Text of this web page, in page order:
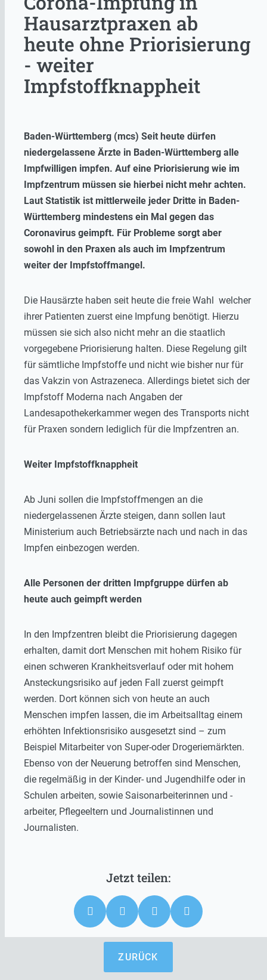
Hausarztpraxen ab
heute ohne Priorisierung
- weiter
Impfstoffknappheit
Baden-Württemberg (mcs) Seit heute dürfen
niedergelassene Ärzte in Baden-Württemberg alle
Impfwilligen impfen. Auf eine Priorisierung wie im
Impfzentrum müssen sie hierbei nicht mehr achten.
Laut Statistik ist mittlerweile jeder Dritte in Baden-
Württemberg mindestens ein Mal gegen das
Coronavirus geimpft. Für Probleme sorgt aber
sowohl in den Praxen als auch im Impfzentrum
weiter der Impfstoffmangel.
Die Hausärzte haben seit heute die freie Wahl welcher
ihrer Patienten zuerst eine Impfung benötigt. Hierzu
müssen sie sich also nicht mehr an die staatlich
vorgegebene Priorisierung halten. Diese Regelung gilt
für sämtliche Impfstoffe und nicht wie bisher nur für
das Vakzin von Astrazeneca. Allerdings bietet sich der
Impfstoff Moderna nach Angaben der
Landesapothekerkammer wegen des Transports nicht
für Praxen sondern lediglich für die Impfzentren an.
Weiter Impfstoffknappheit
Ab Juni sollen die Impfstoffmengen an die
niedergelassenen Ärzte steigen, dann sollen laut
Ministerium auch Betriebsärzte nach und nach in das
Impfen einbezogen werden.
Alle Personen der dritten Impfgruppe dürfen ab
heute auch geimpft werden
In den Impfzentren bleibt die Priorisierung dagegen
erhalten, damit dort Menschen mit hohem Risiko für
einen schweren Krankheitsverlauf oder mit hohem
Ansteckungsrisiko auf jeden Fall zuerst geimpft
werden. Dort können sich von heute an auch
Menschen impfen lassen, die im Arbeitsalltag einem
erhöhten Infektionsrisiko ausgesetzt sind – zum
Beispiel Mitarbeiter von Super-oder Drogeriemärkten.
Ebenso von der Neuerung betroffen sind Menschen,
die regelmäßig in der Kinder- und Jugendhilfe oder in
Schulen arbeiten, sowie Saisonarbeiterinnen und -
arbeiter, Pflegeeltern und Journalistinnen und
Journalisten.
ZURÜCK